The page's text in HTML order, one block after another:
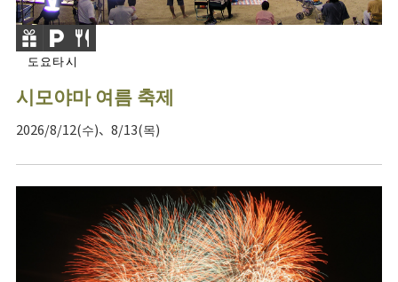
도요타시
시모야마 여름 축제
2026/8/12(수)、8/13(목)